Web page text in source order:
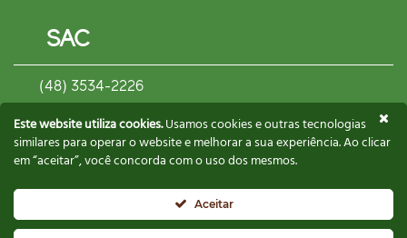
SAC
(48) 3534-2226
contato@biscoitosgusman.com.br
CONTATE UM REPRESENTANTE
Este website utiliza cookies.Usamos cookies e outras tecnologias
similares para operar o website e melhorar a sua experiência. Ao clicar
em “aceitar”, você concorda com o uso dos mesmos.
Aceitar